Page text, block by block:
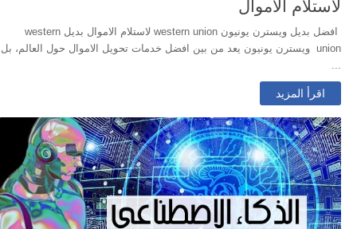
لاستلام الاموال
افضل بديل ويسترن يونيون western union لاستلام الاموال بديل western
union ويسترن يونيون يعد من بين افضل خدمات تحويل الاموال حول العالم، بل
اقرأ المزيد